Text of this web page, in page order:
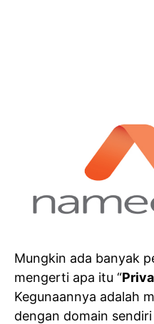
Mungkin ada banyak
mengerti apa itu “
Kegunaannya adalah
dengan domain